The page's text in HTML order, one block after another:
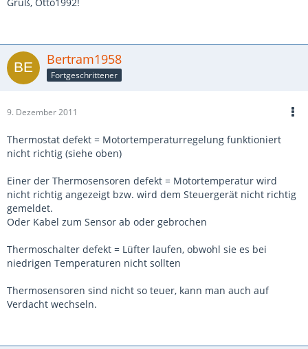
Bertram1958
Fortgeschrittener
9. Dezember 2011
Thermostat defekt = Motortemperaturregelung funktioniert
nicht richtig (siehe oben)
Einer der Thermosensoren defekt = Motortemperatur wird
nicht richtig angezeigt bzw. wird dem Steuergerät nicht richtig
gemeldet.
Oder Kabel zum Sensor ab oder gebrochen
Thermoschalter defekt = Lüfter laufen, obwohl sie es bei
niedrigen Temperaturen nicht sollten
Thermosensoren sind nicht so teuer, kann man auch auf
Verdacht wechseln.